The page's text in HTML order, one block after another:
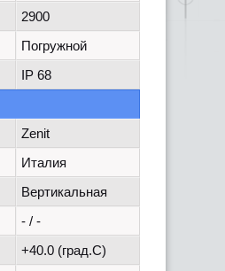
2900
Погружной
IP 68
Zenit
Италия
Вертикальная
- / -
+40.0 (град.C)